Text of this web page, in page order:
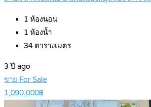
1 ห้องนอน
1 ห้องน้ำ
34 ตารางเมตร
3 ปี ago
ขาย For Sale
1,090,000฿